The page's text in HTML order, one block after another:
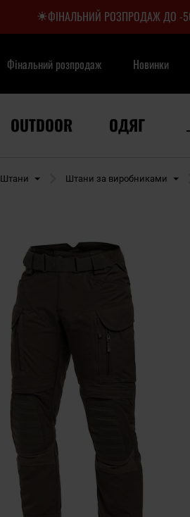
ФІНАЛЬНИЙ РОЗПРОДАЖ ДО -
Фінальний розпродаж Новинки
OUTDOOR ОДЯГ
Штани Штани за виробниками